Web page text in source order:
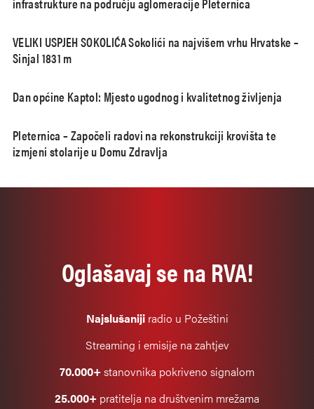
VELIKI USPJEH SOKOLIĆA Sokolići na najvišem vrhu Hrvatske –
Sinjal 1831 m
Dan općine Kaptol: Mjesto ugodnog i kvalitetnog življenja
Pleternica – Započeli radovi na rekonstrukciji krovišta te
izmjeni stolarije u Domu Zdravlja
Oglašavaj se na RVA!
Najslušanijiradio u Požeštini
Streaming i emisije na zahtjev
70.000+stanovnika pokriveno signalom
25.000+ pratitelja na društvenim mrežama